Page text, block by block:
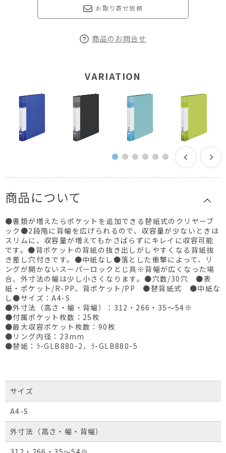
お取り寄せ依頼
商品のお問合せ
VARIATION
商品について
●書類が増えたらポケットを追加できる替紙式のクリヤーブ
ック●2段階に背幅を広げられるので、収容量が少ないときは
スリムに、収容量が増えてもかさばらずにキレイに収容可能
です。●背ポケットの背紙の抜き出しがしやすくなる背紙抜
き差し穴付きです。●中紙なし●落とした衝撃によって、リ
ングが開かないスーパーロックとじ具※背幅が広くなった場
合、外寸法の幅は少し小さくなります。●穴数/30穴 ●表
紙・ポケット/R-PP、背ポケット/PP ●替背紙式 ●中紙な
し●サイズ：A4-S
●外寸法（高さ・幅・背幅）：312・266・35～54※
●付属ポケット枚数：25枚
●最大収容ポケット枚数：90枚
●リング内径：23mm
●替紙：ﾗ-GLB880-2、ﾗ-GLB880-5
サイズ
A4-S
外寸法（高さ・幅・背幅）